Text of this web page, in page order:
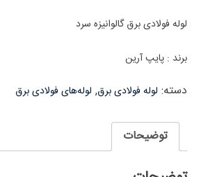
لوله فولادی برق گالوانیزه سرد
برند : پایپ آرین
دسته: لوله فولادی برق, لوله‌های فولادی برق
توضیحات